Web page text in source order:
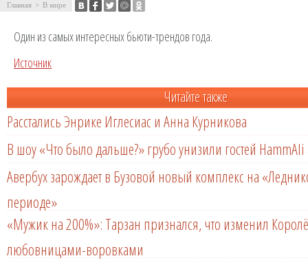
В шоу «Что было дальше?» грубо
Авербух зарождает в Бузовой новый
Главная > В мире
Один из самых интересных бьюти-трендов года.
Источник
Читайте также
Расстались Энрике Иглесиас и Анна Курникова
В шоу «Что было дальше?» грубо унизили гостей HammAli
Авербух зарождает в Бузовой новый комплекс на
периоде»
«Мужик на 200%»: Тарзан признался, что изменил
любовницами-воровками